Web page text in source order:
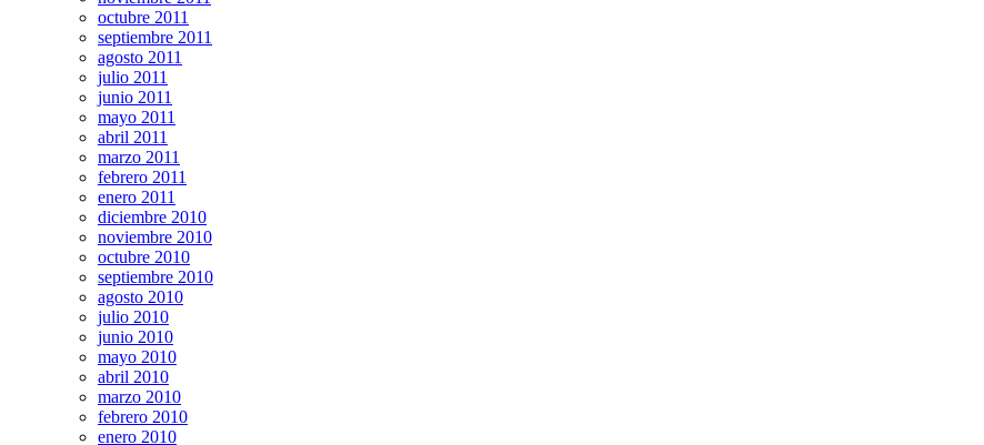
octubre 2011
septiembre 2011
agosto 2011
julio 2011
junio 2011
mayo 2011
abril 2011
marzo 2011
febrero 2011
enero 2011
diciembre 2010
noviembre 2010
octubre 2010
septiembre 2010
agosto 2010
julio 2010
junio 2010
mayo 2010
abril 2010
marzo 2010
febrero 2010
enero 2010